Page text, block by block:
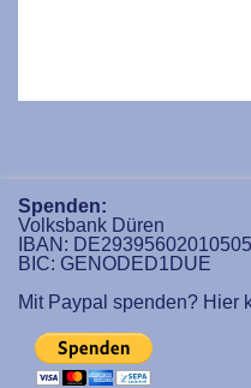
Spenden:
Volksbank Düren
IBAN:
BIC: GENODED1DUE
Mit Paypal spenden? Hier